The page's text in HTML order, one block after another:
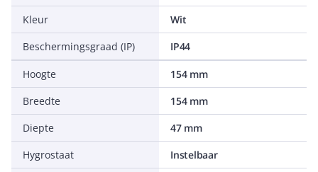
Kleur
Wit
Beschermingsgraad (IP)
IP44
Hoogte
154 mm
Breedte
154 mm
Diepte
47 mm
Hygrostaat
Instelbaar